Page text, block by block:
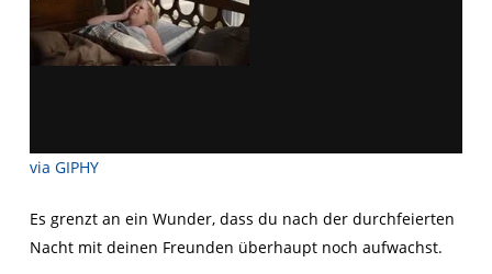
via GIPHY
Es grenzt an ein Wunder, dass du nach der durchfeierten
Nacht mit deinen Freunden überhaupt noch aufwachst.